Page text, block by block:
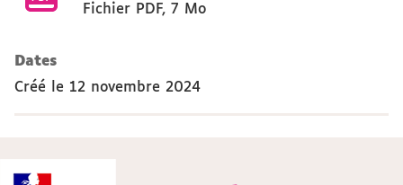
Fichier PDF, 7 Mo
Dates
Créé le 12 novembre 2024